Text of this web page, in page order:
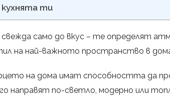
кухнята ти
свежда само до вкус – те определят
на най-важното пространство в
на дома имат способността да
направят по-светло, модерно или